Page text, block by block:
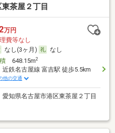
茶屋２丁目
万円
費等なし
なし(3ヶ月)
なし
648.15m2
近鉄名古屋線 富吉駅 徒歩5.5km
他の交通
愛知県名古屋市港区東茶屋２丁目